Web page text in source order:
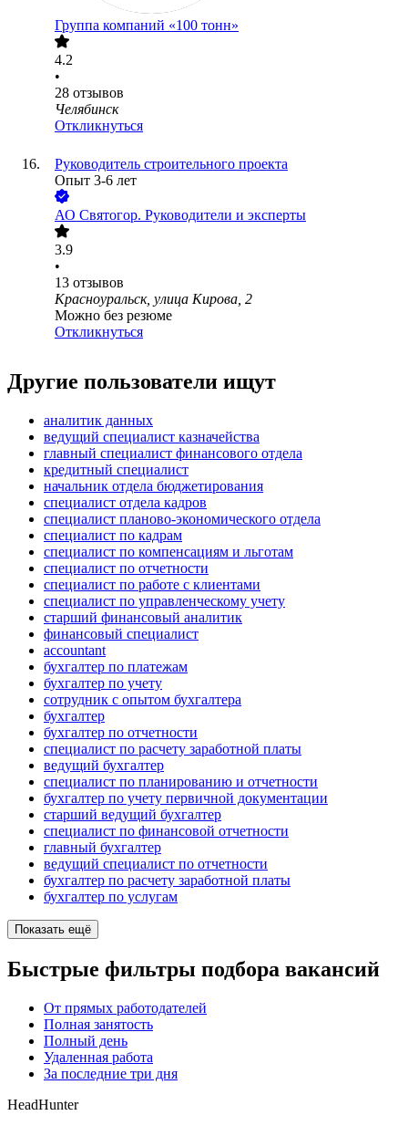
Группа компаний «100 тонн»
4.2
•
28 отзывов
Челябинск
Откликнуться
Руководитель строительного проекта
Опыт 3-6 лет
АО Святогор. Руководители и эксперты
3.9
•
13 отзывов
Красноуральск, улица Кирова, 2
Можно без резюме
Откликнуться
Другие пользователи ищут
аналитик данных
ведущий специалист казначейства
главный специалист финансового отдела
кредитный специалист
начальник отдела бюджетирования
специалист отдела кадров
специалист планово-экономического отдела
специалист по кадрам
специалист по компенсациям и льготам
специалист по отчетности
специалист по работе с клиентами
специалист по управленческому учету
старший финансовый аналитик
финансовый специалист
accountant
бухгалтер по платежам
бухгалтер по учету
сотрудник с опытом бухгалтера
бухгалтер
бухгалтер по отчетности
специалист по расчету заработной платы
ведущий бухгалтер
специалист по планированию и отчетности
бухгалтер по учету первичной документации
старший ведущий бухгалтер
специалист по финансовой отчетности
главный бухгалтер
ведущий специалист по отчетности
бухгалтер по расчету заработной платы
бухгалтер по услугам
Показать ещё
Быстрые фильтры подбора вакансий
От прямых работодателей
Полная занятость
Полный день
Удаленная работа
За последние три дня
HeadHunter